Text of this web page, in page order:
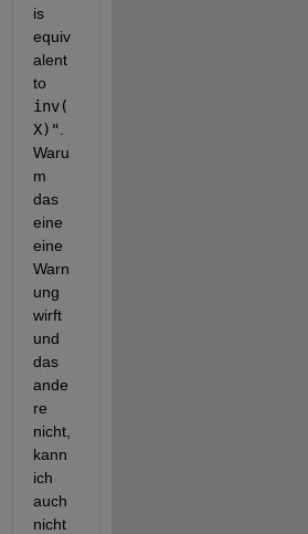
is
equiv
alent
to
inv(
X)"
Waru
m
das
eine
eine
Warn
ung
wirft
und
das
ande
re
nicht,
kann
ich
auch
nicht